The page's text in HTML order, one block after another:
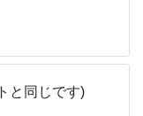
ものニュース」に
技術』（SBクリ
Yahoo!ニュース公
ンジェリスト。鉄
営。
と同じです)